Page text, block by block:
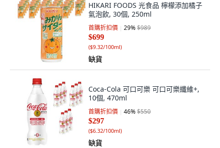
HIKARI FOODS 光食品 檸檬添加橘子
氣泡飲, 30個, 250ml
首購折扣價 29%$989
$699
($9.32/100ml)
缺貨
Coca-Cola 可口可樂 可口可樂纖維+,
10個, 470ml
首購折扣價 46%$550
$297
($6.32/100ml)
缺貨